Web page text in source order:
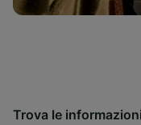
Trova le